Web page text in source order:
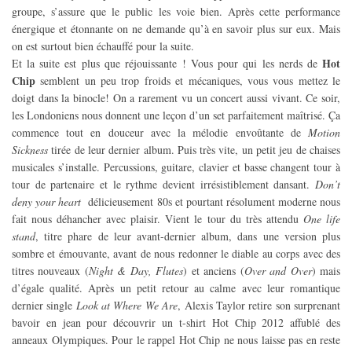
groupe, s’assure que le public les voie bien. Après cette performance
énergique et étonnante on ne demande qu’à en savoir plus sur eux. Mais
on est surtout bien échauffé pour la suite.
Et la suite est plus que réjouissante ! Vous pour qui les nerds de Hot
Chipsemblent un peu trop froids et mécaniques, vous vous mettez le
doigt dans la binocle! On a rarement vu un concert aussi vivant. Ce soir,
les Londoniens nous donnent une leçon d’un set parfaitement maîtrisé. Ça
commence tout en douceur avec la mélodie envoûtante de Motion
Sickness tirée de leur dernier album. Puis très vite, un petit jeu de chaises
musicales s’installe. Percussions, guitare, clavier et basse changent tour à
tour de partenaire et le rythme devient irrésistiblement dansant. Don’t
deny your heart délicieusement 80s et pourtant résolument moderne nous
fait nous déhancher avec plaisir. Vient le tour du très attendu One life
stand, titre phare de leur avant-dernier album, dans une version plus
sombre et émouvante, avant de nous redonner le diable au corps avec des
titres nouveaux (Night & Day, Flutes) et anciens (Over and Over) mais
d’égale qualité. Après un petit retour au calme avec leur romantique
dernier single Look at Where We Are, Alexis Taylor retire son surprenant
bavoir en jean pour découvrir un t-shirt Hot Chip 2012 affublé des
anneaux Olympiques. Pour le rappel Hot Chip ne nous laisse pas en reste